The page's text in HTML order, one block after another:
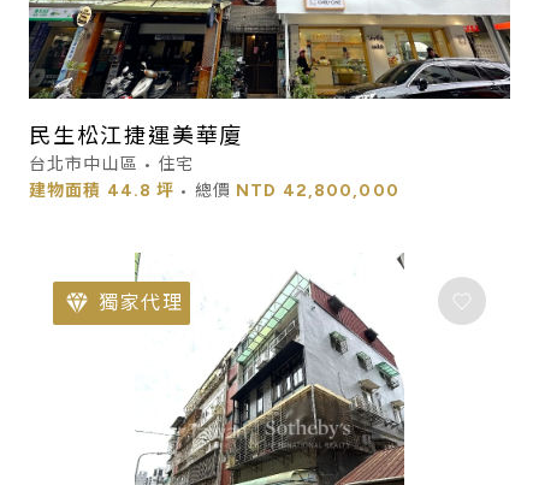
民生松江捷運美華廈
台北市中山區 • 住宅
建物面積 44.8 坪 • 總價 NTD 42,800,000
獨家代理